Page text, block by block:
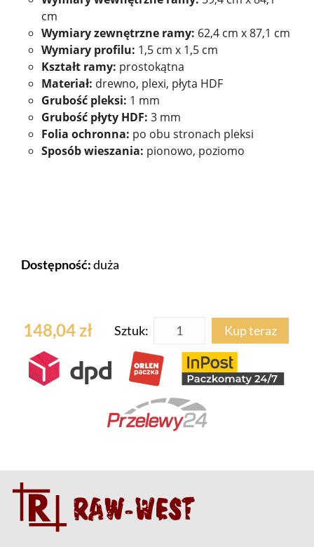
cm
Wymiary zewnętrzne ramy: 62,4 cm x 87,1 cm
Wymiary profilu: 1,5 cm x 1,5 cm
Kształt ramy: prostokątna
Materiał: drewno, plexi, płyta HDF
Grubość pleksi: 1 mm
Grubość płyty HDF: 3 mm
Folia ochronna: po obu stronach pleksi
Sposób wieszania: pionowo, poziomo
Dostępność:duża
148,04 zł Sztuk: Kup teraz